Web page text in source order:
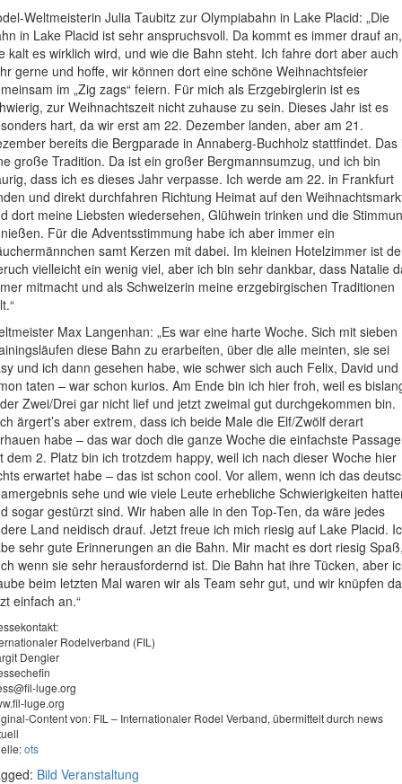
Weltmeisterin Julia Taubitz zur Olympiabahn in Lake Placid: „Die
in Lake Placid ist sehr anspruchsvoll. Da kommt es immer drauf an,
kalt es wirklich wird, und wie die Bahn steht. Ich fahre dort aber auch
gerne und hoffe, wir können dort eine schöne Weihnachtsfeier
im „Zig zags“ feiern. Für mich als Erzgebirglerin ist es
zur Weihnachtszeit nicht zuhause zu sein. Dieses Jahr ist es
hart, da wir erst am 22. Dezember landen, aber am 21.
bereits die Bergparade in Annaberg-Buchholz stattfindet. Das
große Tradition. Da ist ein großer Bergmannsumzug, und ich bin
dass ich es dieses Jahr verpasse. Ich werde am 22. in Frankfurt
und direkt durchfahren Richtung Heimat auf den
dort meine Liebsten wiedersehen, Glühwein trinken und die
Für die Adventsstimmung habe ich aber immer ein
samt Kerzen mit dabei. Im kleinen Hotelzimmer ist
vielleicht ein wenig viel, aber ich bin sehr dankbar, dass Natalie
mitmacht und als Schweizerin meine erzgebirgischen Traditionen
Max Langenhan: „Es war eine harte Woche. Sich mit sieben
diese Bahn zu erarbeiten, über die alle meinten, sie sei
und ich dann gesehen habe, wie schwer sich auch Felix, David und
taten – war schon kurios. Am Ende bin ich hier froh, weil es
Zwei/Drei gar nicht lief und jetzt zweimal gut durchgekommen bin.
ärgert’s aber extrem, dass ich beide Male die Elf/Zwölf derart
habe – das war doch die ganze Woche die einfachste
dem 2. Platz bin ich trotzdem happy, weil ich nach dieser Woche hier
erwartet habe – das ist schon cool. Vor allem, wenn ich das
sehe und wie viele Leute erhebliche Schwierigkeiten
sogar gestürzt sind. Wir haben alle in den Top-Ten, da wäre jedes
Land neidisch drauf. Jetzt freue ich mich riesig auf Lake Placid.
sehr gute Erinnerungen an die Bahn. Mir macht es dort riesig
wenn sie sehr herausfordernd ist. Die Bahn hat ihre Tücken, aber
beim letzten Mal waren wir als Team sehr gut, und wir knüpfen da
einfach an.“
Rodelverband (FIL)
Dengler
luge.org
luge.org
Content von: FIL – Internationaler Rodel Verband, übermittelt durch news
ots
Bild Veranstaltung